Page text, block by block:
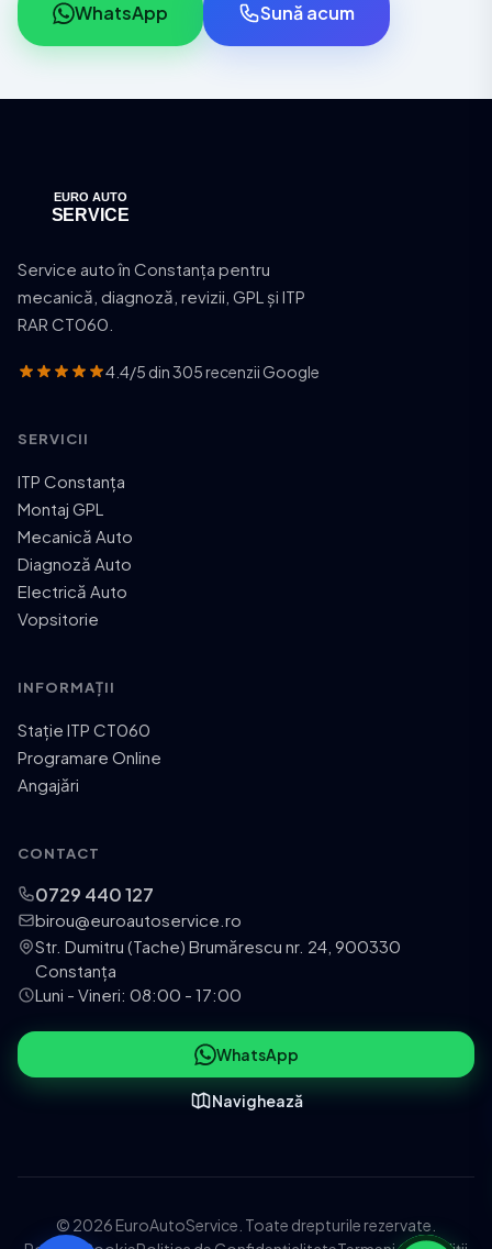
WhatsApp Sună acum
Service auto în Constanța pentru
mecanică, diagnoză, revizii, GPL și ITP
RAR CT060.
4.4/5 din 305 recenzii Google
SERVICII
ITP Constanța
Montaj GPL
Mecanică Auto
Diagnoză Auto
Electrică Auto
Vopsitorie
INFORMAȚII
Stație ITP CT060
Programare Online
Angajări
CONTACT
0729 440 127
birou@euroautoservice.ro
Str. Dumitru (Tache) Brumărescu nr. 24, 900330
Constanța
Luni - Vineri: 08:00 - 17:00
WhatsApp
Navighează
© 2026 EuroAutoService. Toate drepturile rezervate.